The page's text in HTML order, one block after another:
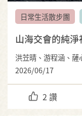
日常生活散步團
山海交會的純淨
洪苙晴、游程涵、薩
2026/06/17
2 讚